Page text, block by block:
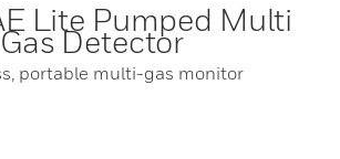
Lite Pumped Multi
Gas Detector
portable multi-gas monitor